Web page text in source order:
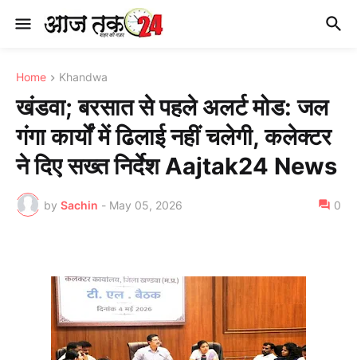
Home Khandwa
खंडवा; बरसात से पहले अलर्ट मोड: जल
गंगा कार्यों में ढिलाई नहीं चलेगी, कलेक्टर
ने दिए सख्त निर्देश Aajtak24 News
by Sachin - May 05, 2026 0